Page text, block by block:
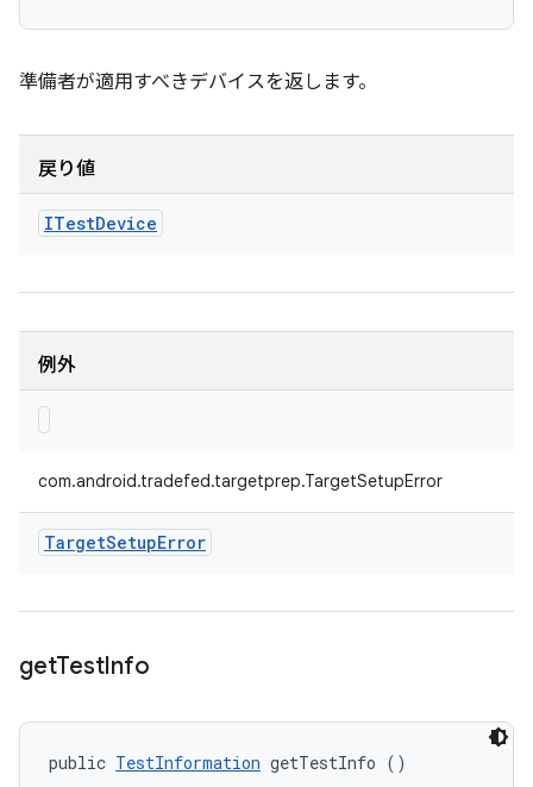
準備者が適用すべきデバイスを返します。
戻り値
ITestDevice
例外
com.android.tradefed.targetprep.TargetSetupError
TargetSetupError
getTestInfo
public TestInformation getTestInfo ()